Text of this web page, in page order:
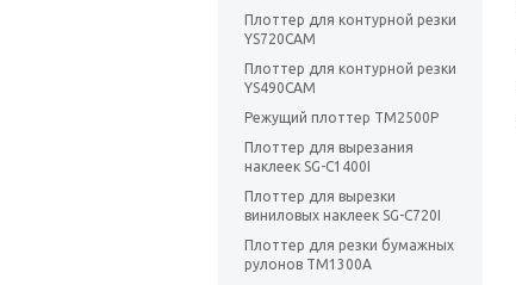
Плоттер для контурной резки
YS720CAM
Плоттер для контурной резки
YS490CAM
Режущий плоттер TM2500P
Плоттер для вырезания
наклеек SG-C1400I
Плоттер для вырезки
виниловых наклеек SG-C720I
Плоттер для резки бумажных
рулонов TM1300A